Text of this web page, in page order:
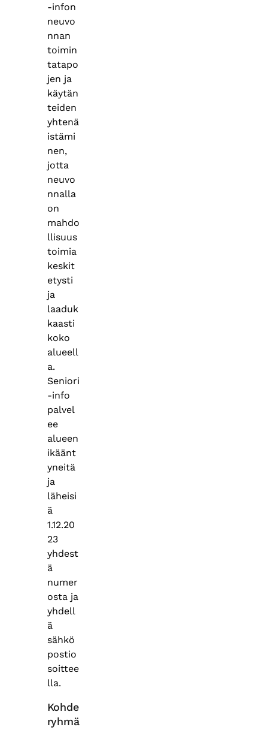
-infon
neuvo
nnan
toimin
tatapo
jen ja
käytän
teiden
yhtenä
istämi
nen,
jotta
neuvo
nnalla
on
mahdo
llisuus
toimia
keskit
etysti
ja
laaduk
kaasti
koko
alueell
a.
Seniori
-info
palvel
ee
alueen
ikäänt
yneitä
ja
läheisi
ä
1.12.20
23
yhdest
ä
numer
osta ja
yhdell
ä
sähkö
postio
soittee
lla.​
Kohde
ryhmä